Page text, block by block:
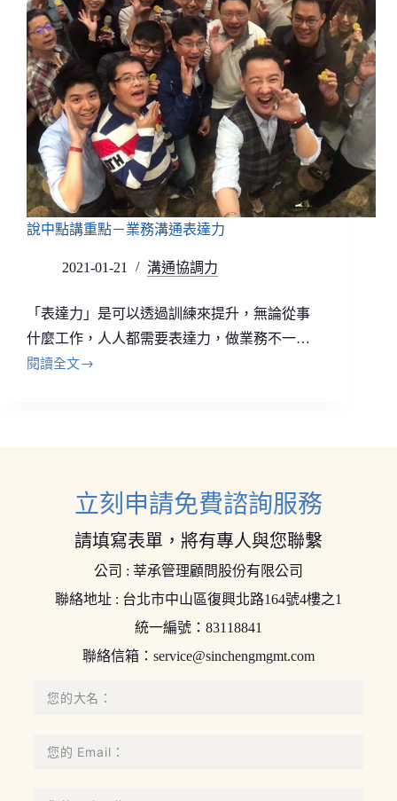
說中點講重點－業務溝通表達力
2021-01-21 溝通協調力
「表達力」是可以透過訓練來提升，無論從事
什麼工作，人人都需要表達力，做業務不一…
閱讀全文
立刻申請免費諮詢服務
請填寫表單，將有專人與您聯繫
公司 : 莘承管理顧問股份有限公司
聯絡地址 : 台北市中山區復興北路164號4樓之1
統一編號：83118841
聯絡信箱： service@sinchengmgmt.com